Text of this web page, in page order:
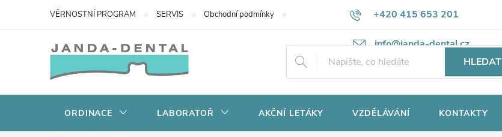
+420 415 653 201
info@janda-dental.cz
VĚRNOSTNÍ PROGRAM SERVIS Obchodní podmínky Potřebujete poradit? Ochrana osobních údajů
HLEDAT
ORDINACE LABORATOŘ AKČNÍ LETÁKY VZDĚLÁVÁNÍ KONTAKTY